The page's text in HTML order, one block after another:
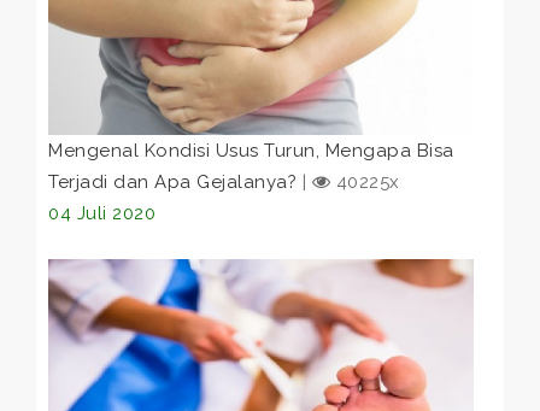
Mengenal Kondisi Usus Turun, Mengapa Bisa
Terjadi dan Apa Gejalanya? |
40225x
04 Juli 2020